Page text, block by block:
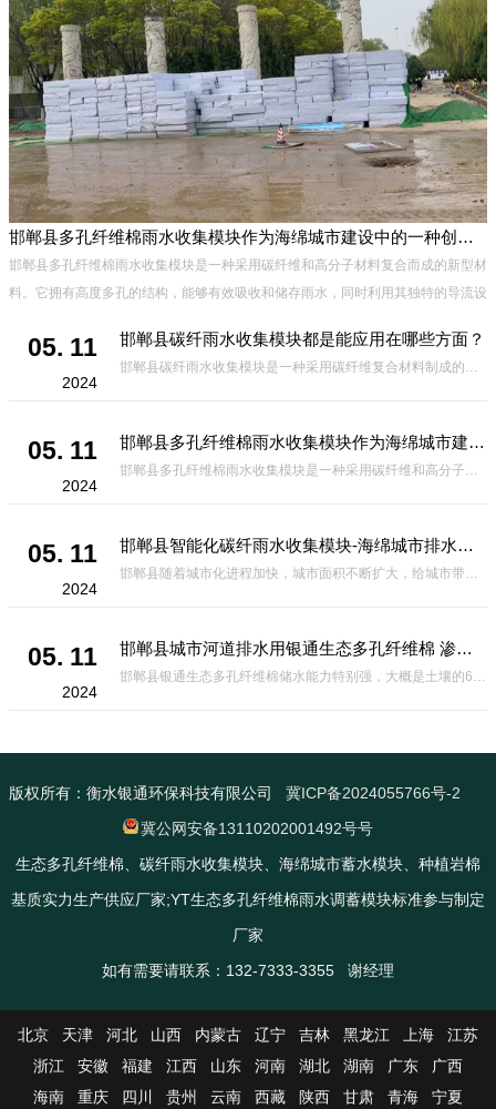
邯郸县多孔纤维棉雨水收集模块作为海绵城市建设中的一种创新材料
邯郸县多孔纤维棉雨水收集模块是一种采用碳纤维和高分子材料复合而成的新型材
料。它拥有高度多孔的结构，能够有效吸收和储存雨水，同时利用其独特的导流设
05. 11
2024
邯郸县碳纤雨水收集模块都是能应用在哪些方面？
邯郸县碳纤雨水收集模块是一种采用碳纤维复合材料制成的雨水收集装置，具有*、环保、可持续等诸多优点。这种模块的设计独特，结构轻巧且强度高，耐腐蚀，能够在各种环境条件下稳定运行。其广泛的应用领域不仅体现在城市规
05. 11
2024
邯郸县多孔纤维棉雨水收集模块作为海绵城市建设中的一种创新材料
邯郸县多孔纤维棉雨水收集模块是一种采用碳纤维和高分子材料复合而成的新型材料。它拥有高度多孔的结构，能够有效吸收和储存雨水，同时利用其独特的导流设计，将雨水迅速排出，有效防止城市内涝的发生。此外，该材料还具有
05. 11
2024
邯郸县智能化碳纤雨水收集模块-海绵城市排水蓄水系统的优选项
邯郸县随着城市化进程加快，城市面积不断扩大，给城市带来的问题也随之增加。其中之一就是水资源的短缺。雨水收集是一种解决城市水资源短缺的有效途径。在雨水收集技术中，智能化碳纤雨水收集模块的出现，为解决城市水资源
05. 11
2024
邯郸县城市河道排水用银通生态多孔纤维棉 渗透性好重量轻
邯郸县银通生态多孔纤维棉储水能力特别强，大概是土壤的6倍，所以在下暴雨或者是严重的雨雪天气时，能将降水量很好的吸收掉，到了天气晴朗之后又会将这些水分蒸发到空气中。这种材料在绿化环保上能起到很大的作用，能够大
版权所有：衡水银通环保科技有限公司
冀ICP备2024055766号-2
冀公网安备13110202001492号号
生态多孔纤维棉、碳纤雨水收集模块、海绵城市蓄水模块、种植岩棉
基质实力生产供应厂家;YT生态多孔纤维棉雨水调蓄模块标准参与制定
厂家
如有需要请联系：132-7333-3355 谢经理
北京 天津 河北 山西 内蒙古 辽宁 吉林 黑龙江 上海
江苏
浙江
安徽 福建 江西 山东 河南 湖北 湖南 广东
广西
海南
重庆 四川 贵州 云南 西藏 陕西 甘肃 青海 宁夏